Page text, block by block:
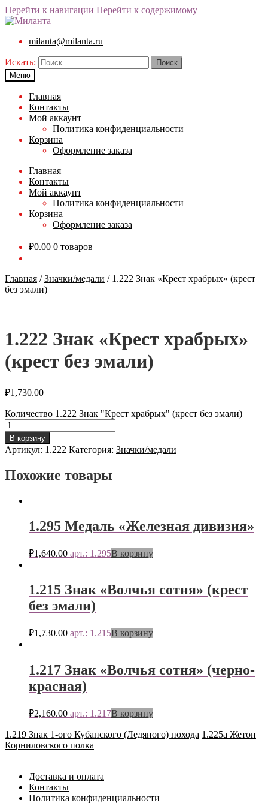
Перейти к навигации Перейти к содержимому
milanta@milanta.ru
Искать:
Меню
Главная
Контакты
Мой аккаунт
Политика конфиденциальности
Корзина
Оформление заказа
Главная
Контакты
Мой аккаунт
Политика конфиденциальности
Корзина
Оформление заказа
₽0.00 0 товаров
Главная /Значки/медали / 1.222 Знак «Крест храбрых» (крест
без эмали)
1.222 Знак «Крест храбрых»
(крест без эмали)
₽1,730.00
Количество 1.222 Знак "Крест храбрых" (крест без эмали)
В корзину
Артикул: 1.222 Категория: Значки/медали
Похожие товары
1.295 Медаль «Железная дивизия»
₽1,640.00 арт.: 1.295В корзину
1.215 Знак «Волчья сотня» (крест
без эмали)
₽1,730.00 арт.: 1.215В корзину
1.217 Знак «Волчья сотня» (черно-
красная)
₽2,160.00 арт.: 1.217В корзину
1.219 Знак 1-ого Кубанского (Ледяного) похода 1.225а Жетон
Корниловского полка
Доставка и оплата
Контакты
Политика конфиденциальности